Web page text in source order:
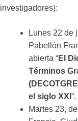
investigadores):
Lunes 22 de
Pabellón
abierta “El
Términos
el siglo XXI ”.
Martes 23,